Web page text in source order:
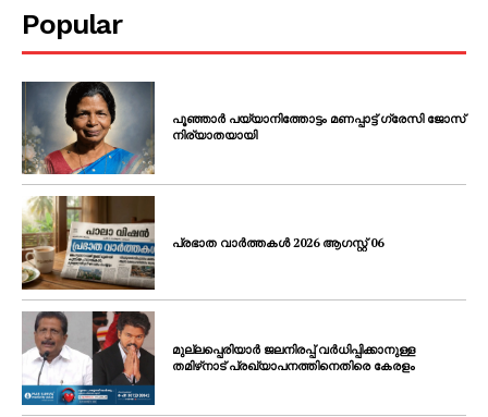
PALA VISION
About
Contact us
Subscription Plans
My account
Grievance Redressal
Popular
പൂഞ്ഞാർ പയ്യാനിത്തോട്ടം മണപ്പാട്ട് ഗ്രേസി ജോസ്
നിര്യാതയായി
പ്രഭാത വാർത്തകൾ 2026 ആഗസ്റ്റ് 06
മുല്ലപ്പെരിയാർ ജലനിരപ്പ് വർധിപ്പിക്കാനുള്ള
തമിഴ്‌നാട് പ്രഖ്യാപനത്തിനെതിരെ കേരളം